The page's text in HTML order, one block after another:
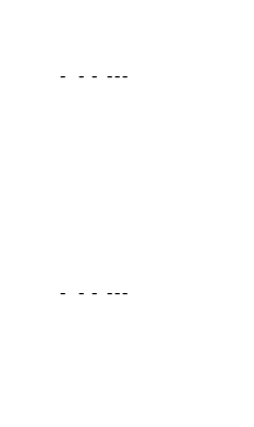
- - - ---
- - - ---